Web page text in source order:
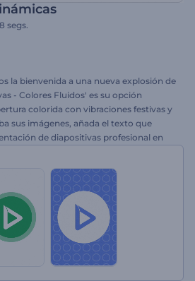
8 segs.
la bienvenida a una nueva explosión de
- Colores Fluidos' es su opción
colorida con vibraciones festivas y
sus imágenes, añada el texto que
de diapositivas profesional en
Se adapta perfectamente a
televisión, presentaciones de
ahora mismo y el ánimo festivo